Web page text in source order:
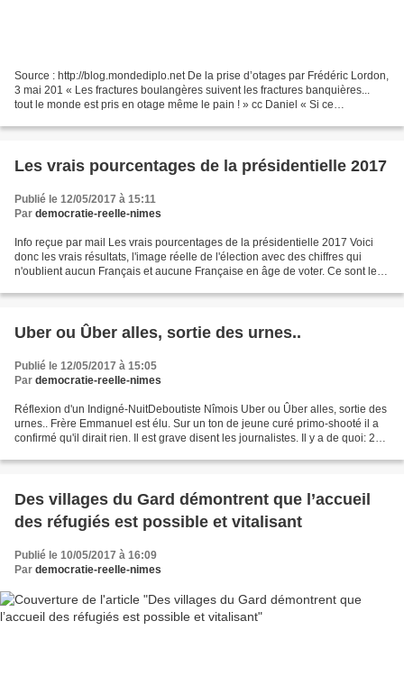
Source : http://blog.mondediplo.net De la prise d’otages par Frédéric Lordon,
3 mai 201 « Les fractures boulangères suivent les fractures banquières...
tout le monde est pris en otage même le pain ! » cc Daniel « Si ce
Les vrais pourcentages de la présidentielle 2017
Publié le 12/05/2017 à 15:11
Par democratie-reelle-nimes
Info reçue par mail Les vrais pourcentages de la présidentielle 2017 Voici
donc les vrais résultats, l'image réelle de l'élection avec des chiffres qui
n'oublient aucun Français et aucune Française en âge de voter. Ce sont les
Uber ou Ûber alles, sortie des urnes..
Publié le 12/05/2017 à 15:05
Par democratie-reelle-nimes
Réflexion d'un Indigné-NuitDeboutiste Nîmois Uber ou Ûber alles, sortie des
urnes.. Frère Emmanuel est élu. Sur un ton de jeune curé primo-shooté il a
confirmé qu'il dirait rien. Il est grave disent les journalistes. Il y a de quoi: 2°
Des villages du Gard démontrent que l’accueil
des réfugiés est possible et vitalisant
Publié le 10/05/2017 à 16:09
Par democratie-reelle-nimes